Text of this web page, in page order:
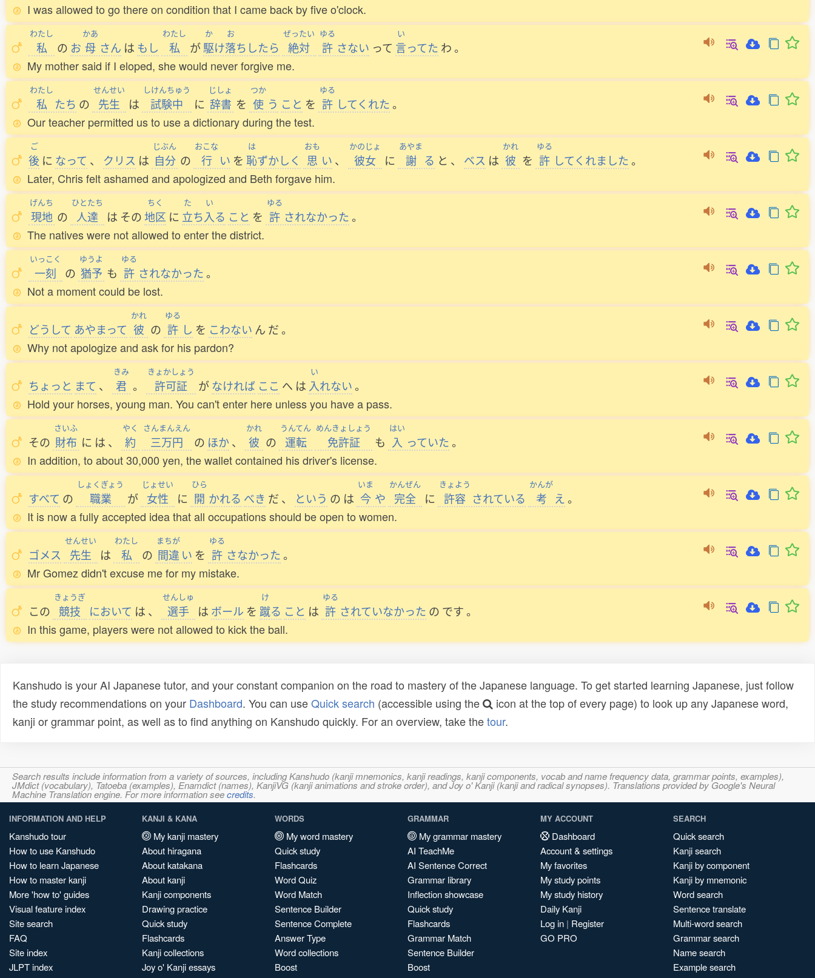
I was allowed to go there on condition that I came back by five o'clock.
わたし
私 の お
かあ
母 さん は もし
わたし
私 が
か
駆け
お
落ちしたら
ぜったい
絶対
ゆる
許 さない って
い
言ってた わ。
My mother said if I eloped, she would never forgive me.
わたし
私 たち の
せんせい
先生 は
しけんちゅう
試験中 に
じしょ
辞書 を
つか
使 う こと を
ゆる
許 してくれた。
Our teacher permitted us to use a dictionary during the test.
ご
後 に なって 、 クリス は
じぶん
自分 の
おこな
行 い を
は
恥ずかしく
おも
思 い 、
かのじょ
彼女 に
あやま
謝 る と 、 ベス は
かれ
彼 を
ゆる
許 してくれました。
Later, Chris felt ashamed and apologized and Beth forgave him.
げんち
現地 の
ひとたち
人達 は その
ちく
地区 に
た
立ち
い
入る こと を
ゆる
許 されなかった。
The natives were not allowed to enter the district.
いっこく
一刻 の
ゆうよ
猶予 も
ゆる
許 されなかった。
Not a moment could be lost.
どうして あやまって
かれ
彼 の
ゆる
許 し を こわない ん だ。
Why not apologize and ask for his pardon?
ちょっと まて 、
きみ
君 。
きょかしょう
許可証 がなければ ここ へ は
い
入れない。
Hold your horses, young man. You can't enter here unless you have a pass.
その
さいふ
財布 に は 、
やく
約
さんまんえん
三万円 の ほか 、
かれ
彼 の
うんてん
運転
めんきょしょう
免許証 も
はい
入 っていた。
In addition, to about 30,000 yen, the wallet contained his driver's license.
すべて の
しょくぎょう
職業 が
じょせい
女性 に
ひら
開 かれる べき だ 、 という の は
いま
今 や
かんぜん
完全 に
きょよう
許容 されている
かんが
考 え。
It is now a fully accepted idea that all occupations should be open to women.
ゴメス
せんせい
先生 は
わたし
私 の
まちが
間違 い を
ゆる
許 さなかった。
Mr Gomez didn't excuse me for my mistake.
この
きょうぎ
競技 において は 、
せんしゅ
選手 は ボール を
け
蹴る こと は
ゆる
許 されていなかった の です。
In this game, players were not allowed to kick the ball.
Kanshudo is your AI Japanese tutor, and your constant companion on the road to mastery of the Japanese language. To get started learning Japanese, just follow
the study recommendations on your Dashboard. You can useQuick search (accessible using the
icon at the top of every page) to look up any Japanese word,
kanji or grammar point, as well as to find anything on Kanshudo quickly. For an overview, take thetour.
Search results include information from a variety of sources, including Kanshudo (kanji mnemonics, kanji readings, kanji components, vocab and name frequency data, grammar points, examples),
JMdict (vocabulary), Tatoeba (examples), Enamdict (names), KanjiVG (kanji animations and stroke order), and Joy o' Kanji (kanji and radical synopses). Translations provided by Google's Neural
Machine Translation engine. For more information seecredits.
INFORMATION AND HELP
Kanshudo tour
How to use Kanshudo
How to learn Japanese
How to master kanji
More 'how to' guides
Visual feature index
Site search
FAQ
Site index
JLPT index
KANJI & KANA
My kanji mastery
About hiragana
About katakana
About kanji
Kanji components
Drawing practice
Quick study
Flashcards
Kanji collections
Joy o' Kanji essays
WORDS
My word mastery
Quick study
Flashcards
Word Quiz
Word Match
Sentence Builder
Sentence Complete
Answer Type
Word collections
Boost
GRAMMAR
My grammar mastery
AI TeachMe
AI Sentence Correct
Grammar library
Inflection showcase
Quick study
Flashcards
Grammar Match
Sentence Builder
Boost
MY ACCOUNT
Dashboard
Account & settings
My favorites
My study points
My study history
Daily Kanji
Log in | Register
GO PRO
SEARCH
Quick search
Kanji search
Kanji by component
Kanji by mnemonic
Word search
Sentence translate
Multi-word search
Grammar search
Name search
Example search